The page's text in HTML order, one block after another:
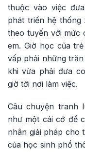
thuộc vào việc
phát triển hệ
theo tuyến với mức
em. Giờ học của
vấp phải những
khi vừa phải đưa
giờ tới nơi làm việc.
Câu chuyện tranh
như một cái cớ để
nhân giải pháp cho
của học sinh phổ